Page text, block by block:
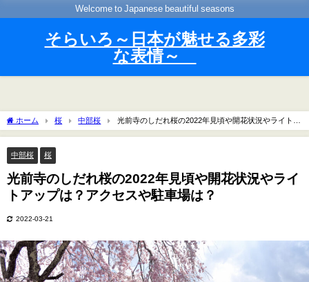
Welcome to Japanese beautiful seasons
そらいろ～日本が魅せる多彩
な表情～
ホーム 桜 中部桜
光前寺のしだれ桜の2022年見頃や開花状況やライトア
ップは？アクセスや駐車場は？
中部桜 桜
光前寺のしだれ桜の2022年見頃や開花状況やライ
トアップは？アクセスや駐車場は？
2022-03-21